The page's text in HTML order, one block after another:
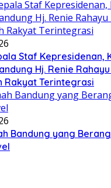
Staf Kepresidenan,
Hj. Renie
Rakyat Terintegrasi
Bandung yang